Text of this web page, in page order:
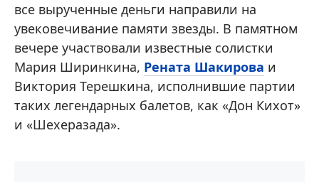
все вырученные деньги направили на
увековечивание памяти звезды. В памятном
вечере участвовали известные солистки
Мария Ширинкина, Рената Шакирова и
Виктория Терешкина, исполнившие партии
таких легендарных балетов, как «Дон Кихот»
и «Шехеразада».